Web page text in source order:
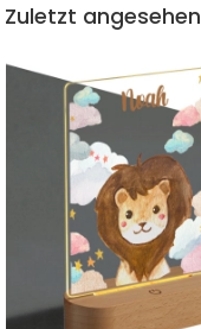
Zuletzt angesehen